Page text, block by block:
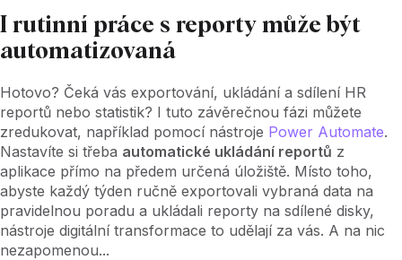
I rutinní práce s reporty může být
automatizovaná
Hotovo? Čeká vás exportování, ukládání a sdílení HR
reportů nebo statistik? I tuto závěrečnou fázi můžete
zredukovat, například pomocí nástroje Power Automate.
Nastavíte si třeba automatické ukládání reportů z
aplikace přímo na předem určená úložiště. Místo toho,
abyste každý týden ručně exportovali vybraná data na
pravidelnou poradu a ukládali reporty na sdílené disky,
nástroje digitální transformace to udělají za vás. A na nic
nezapomenou...